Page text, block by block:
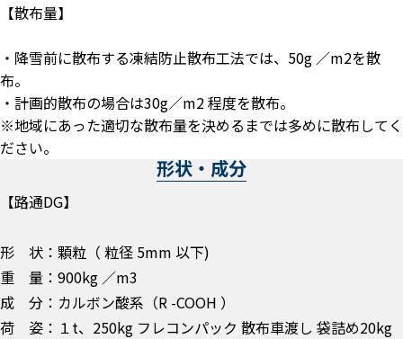
【散布量】
・降雪前に散布する凍結防止散布工法では、50g ／m2を散
布。
・計画的散布の場合は30g／m2 程度を散布。
※地域にあった適切な散布量を決めるまでは多めに散布してく
ださい。
形状・成分
【路通DG】
形 状：顆粒（ 粒径 5mm 以下)
重 量：900kg ／m3
成 分：カルボン酸系（R -COOH ）
荷 姿：１t、250kg フレコンパック 散布車渡し 袋詰め20kg